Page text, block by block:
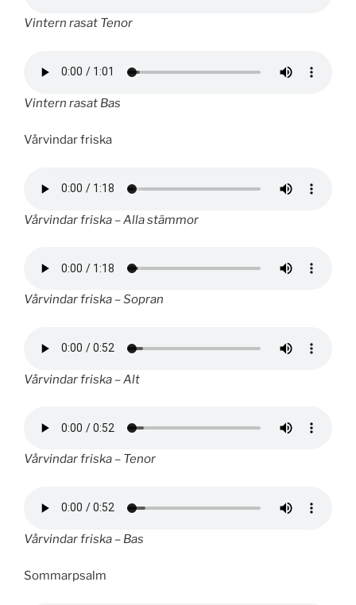
Vintern rasat Tenor
Vintern rasat Bas
Vårvindar friska
Vårvindar friska – Alla stämmor
Vårvindar friska – Sopran
Vårvindar friska – Alt
Vårvindar friska – Tenor
Vårvindar friska – Bas
Sommarpsalm